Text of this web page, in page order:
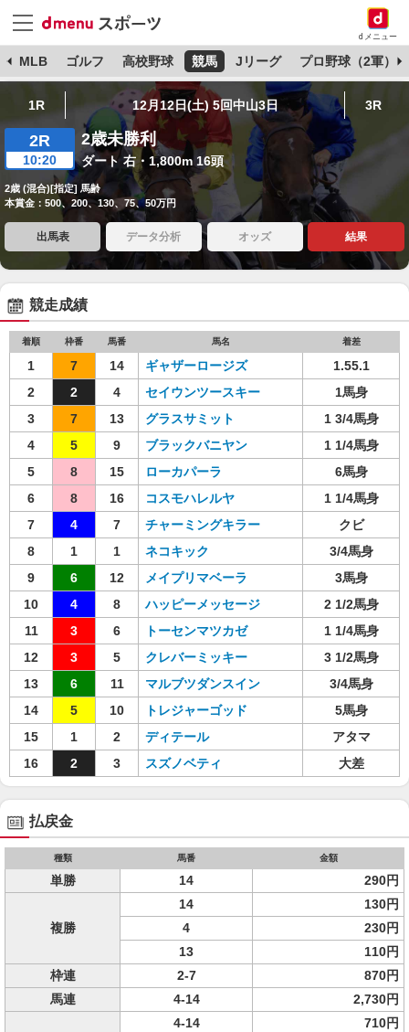
dメニュー
MLB ゴルフ 高校野球 競馬 Jリーグ プロ野球（2軍）
1R 12月12日(土) 5回中山3日 3R
2R
10:20
2歳未勝利
ダート 右・1,800m 16頭
2歳 (混合)[指定] 馬齢
本賞金：500、200、130、75、50万円
出馬表 データ分析 オッズ 結果
競走成績
着順 枠番 馬番 馬名 着差
1 7 14 ギャザーロージズ
1.55.1
2
2 4 セイウンツースキー
1馬身
3
7 13 グラスサミット
1 3/4馬身
4
5 9 ブラックバニヤン
1 1/4馬身
5
8 15 ローカパーラ
6馬身
6
8 16 コスモハレルヤ
1 1/4馬身
7
4 7 チャーミングキラー
クビ
8
1 1 ネコキック
3/4馬身
9
6 12 メイプリマベーラ
3馬身
10
4 8 ハッピーメッセージ
2 1/2馬身
11
3 6 トーセンマツカゼ
1 1/4馬身
12
3 5 クレバーミッキー
3 1/2馬身
13
6 11 マルブツダンスイン
3/4馬身
14
5 10 トレジャーゴッド
5馬身
15
1 2 ディテール
アタマ
16
2 3 スズノベティ 大差
払戻金
種類 馬番 金額
単勝 14 290円
複勝
14
130円
4
230円
13
110円
枠連
2-7
870円
馬連
4-14 2,730円
4-14
710円